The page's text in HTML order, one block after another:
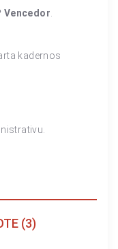
Vencedor
kadernos
(3)